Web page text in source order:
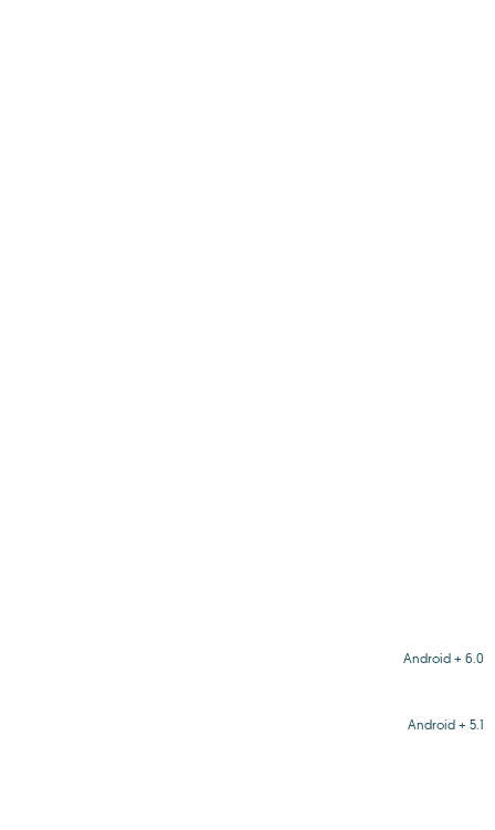
Android + 6.0
Android + 5.1